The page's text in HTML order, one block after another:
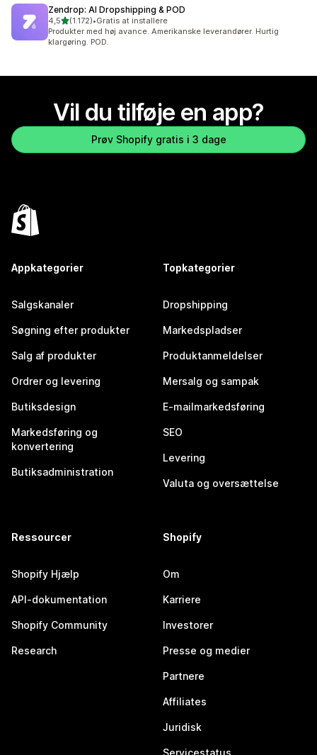
Zendrop: AI Dropshipping & POD
4,5ud af 5 stjerner
(1.172)
1172 anmeldelser i alt
•Gratis at installere
Produkter med høj avance. Amerikanske leverandører. Hurtig
klargøring. POD.
Vil du tilføje en app?
Prøv Shopify gratis i 3 dage
Appkategorier
Salgskanaler
Søgning efter produkter
Salg af produkter
Ordrer og levering
Butiksdesign
Markedsføring og
konvertering
Butiksadministration
Topkategorier
Dropshipping
Markedspladser
Produktanmeldelser
Mersalg og sampak
E-mailmarkedsføring
SEO
Levering
Valuta og oversættelse
Ressourcer
Shopify Hjælp
API-dokumentation
Shopify Community
Research
Shopify
Om
Karriere
Investorer
Presse og medier
Partnere
Affiliates
Juridisk